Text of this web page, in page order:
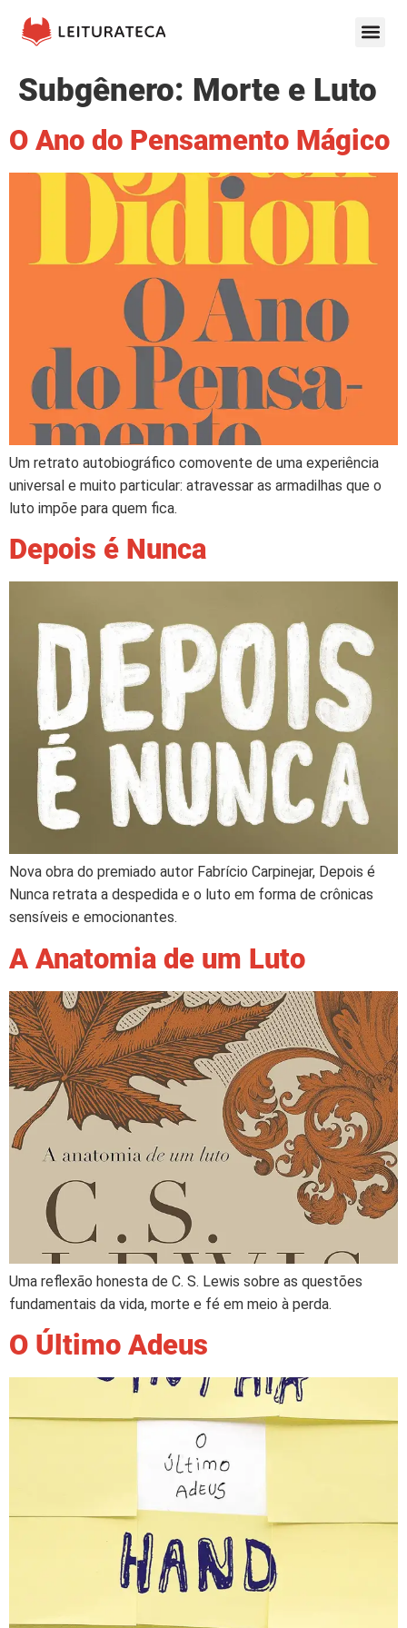
Subgênero: Morte e Luto
O Ano do Pensamento Mágico
Um retrato autobiográfico comovente de uma experiência
universal e muito particular: atravessar as armadilhas que o
luto impõe para quem fica.
Depois é Nunca
Nova obra do premiado autor Fabrício Carpinejar, Depois é
Nunca retrata a despedida e o luto em forma de crônicas
sensíveis e emocionantes.
A Anatomia de um Luto
Uma reflexão honesta de C. S. Lewis sobre as questões
fundamentais da vida, morte e fé em meio à perda.
O Último Adeus